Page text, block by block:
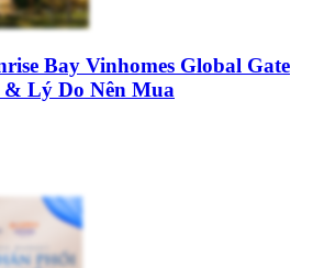
Bay Vinhomes Global Gate
Lý Do Nên Mua